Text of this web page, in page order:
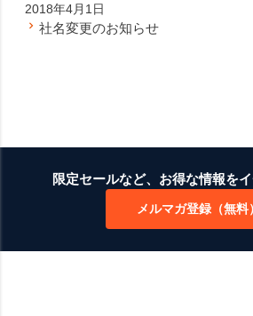
2018年4月1日
社名変更のお知らせ
限定セールなど、お得な情報を
メルマガ登録（無料）